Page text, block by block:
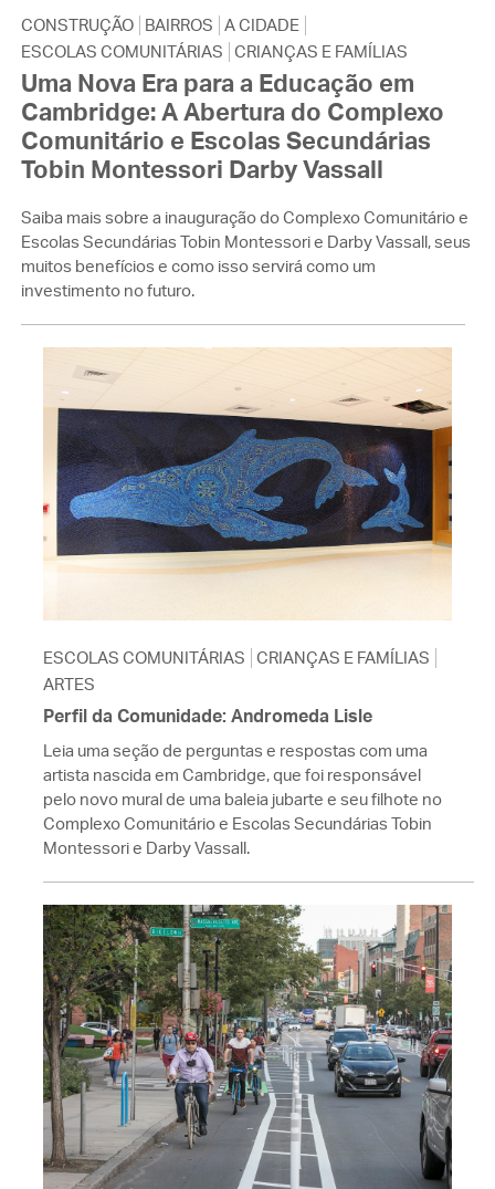
CONSTRUÇÃO BAIRROS A CIDADE
ESCOLAS COMUNITÁRIAS CRIANÇAS E FAMÍLIAS
Uma Nova Era para a Educação em
Cambridge: A Abertura do Complexo
Comunitário e Escolas Secundárias
Tobin Montessori Darby Vassall
Saiba mais sobre a inauguração do Complexo Comunitário e
Escolas Secundárias Tobin Montessori e Darby Vassall, seus
muitos benefícios e como isso servirá como um
investimento no futuro.
ESCOLAS COMUNITÁRIAS CRIANÇAS E FAMÍLIAS
ARTES
Perfil da Comunidade: Andromeda Lisle
Leia uma seção de perguntas e respostas com uma
artista nascida em Cambridge, que foi responsável
pelo novo mural de uma baleia jubarte e seu filhote no
Complexo Comunitário e Escolas Secundárias Tobin
Montessori e Darby Vassall.